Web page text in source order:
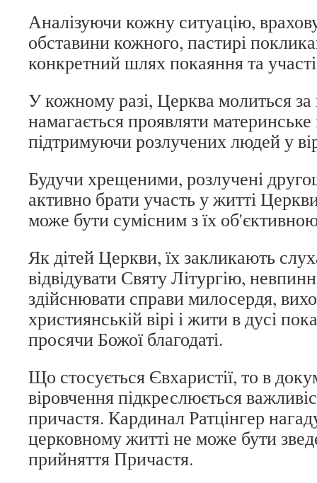
Аналізуючи кожну ситуацію,
обставини кожного, пастирі
конкретний шлях покаяння та
У кожному разі, Церква молиться за
намагається проявляти
підтримуючи розлучених людей у
Будучи хрещеними, розлучені
активно брати участь у житті
може бути сумісним з їх
Як дітей Церкви, їх закликають
відвідувати Святу Літургію,
здійснювати справи милосердя,
християнській вірі і жити в дусі
просячи Божої благодаті.
Що стосується Євхаристії, то в
віровчення підкреслюється
причастя. Кардинал Ратцінгер
церковному житті не може бути
прийняття Причастя.